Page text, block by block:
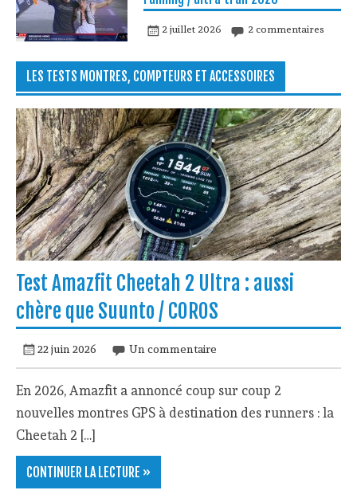
2 juillet 2026 2 commentaires
LES TESTS MONTRES, COMPTEURS ET ACCESSOIRES
Test Amazfit Cheetah 2 Ultra : aussi
chère que Suunto / COROS
22 juin 2026 Un commentaire
En 2026, Amazfit a annoncé coup sur coup 2
nouvelles montres GPS à destination des runners : la
Cheetah 2 […]
CONTINUER LA LECTURE »